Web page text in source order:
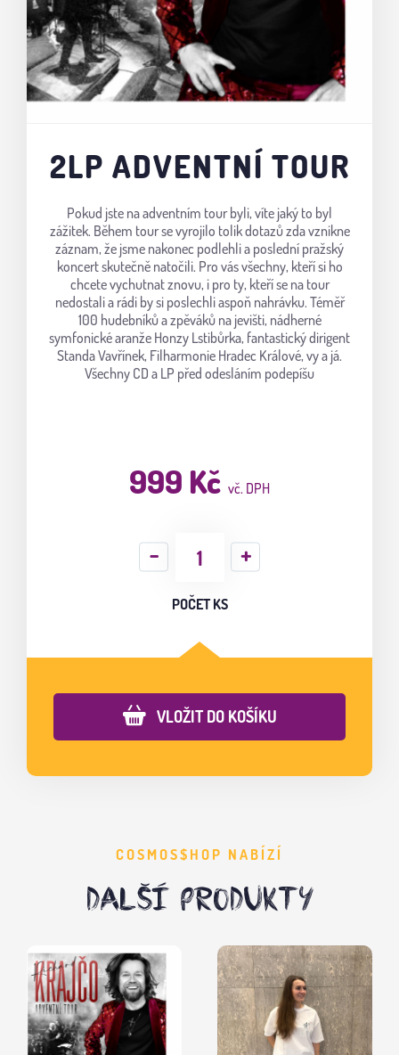
2LP ADVENTNÍ TOUR
Pokud jste na adventním tour byli, víte jaký to byl
zážitek. Během tour se vyrojilo tolik dotazů zda vznikne
záznam, že jsme nakonec podlehli a poslední pražský
koncert skutečně natočili. Pro vás všechny, kteří si ho
chcete vychutnat znovu, i pro ty, kteří se na tour
nedostali a rádi by si poslechli aspoň nahrávku. Téměř
100 hudebníků a zpěváků na jevišti, nádherné
symfonické aranže Honzy Lstibůrka, fantastický dirigent
Standa Vavřínek, Filharmonie Hradec Králové, vy a já.
Všechny CD a LP před odesláním podepíšu
999 Kč vč. DPH
POČET KS
VLOŽIT DO KOŠÍKU
COSMOS$HOP NABÍZÍ
DALŠÍ PRODUKTY